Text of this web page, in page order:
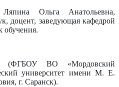
Ольга Анатольевна,
доцент, заведующая кафедрой
обучения.
(ФГБОУ ВО «Мордовский
университет имени М. Е.
г. Саранск).